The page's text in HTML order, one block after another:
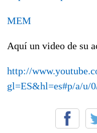
MEM
Aquí un video de su
http://
gl=ES&hl=es#p/a/u/